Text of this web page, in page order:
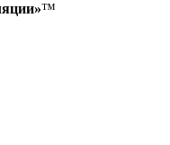
™